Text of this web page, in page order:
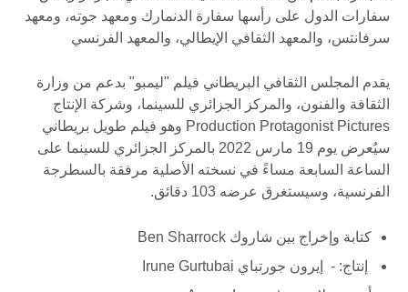
سفارات الدول على رأسها سفارة الدنمارك ومعهد جوته، ومعهد
سرفانتس، والمعهد الثقافي الإيطالي، والمعهد الفرنسي
يقدم المجلس الثقافي البريطاني فيلم "ليمبو" بدعم من وزارة
الثقافة والفنون، والمركز الجزائري للسينما، وشركة الإنتاج
Production Protagonist Pictures وهو فيلم طويل بريطاني
سيُعرض يوم 19 مارس 2022 بالمركز الجزائري للسينما على
الساعة السابعة مساءً في نسخته الأصلية مرفقة بالسطرجة
الفرنسية، وسيستغرق عرضه 103 دقائق.
كتابة وإخراج بين شاروك Ben Sharrock
إنتاج: - إيرون جورتباي Irune Gurtubai